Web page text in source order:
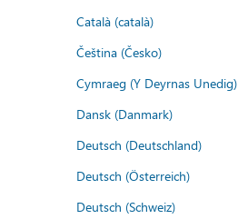
Català (català)
Čeština (Česko)
Cymraeg (Y Deyrnas Unedig)
Dansk (Danmark)
Deutsch (Deutschland)
Deutsch (Österreich)
Deutsch (Schweiz)